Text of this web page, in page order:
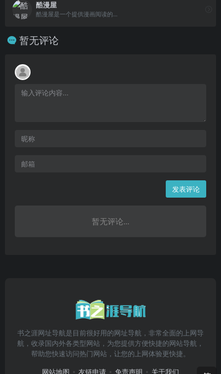
酷漫屋
酷漫屋是一个提供漫画阅读的...
暂无评论
发表评论
暂无评论...
书之涯网址导航是目前很好用的网址导航，非常全面的上网导
航，收录国内外各类型网站，为您提供方便快捷的网站导航，
帮助您快速访问热门网站，让您的上网体验更快捷。
网站地图 友链申请 免责声明 关于我们